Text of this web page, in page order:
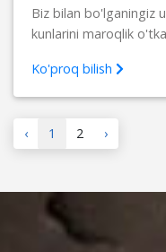
Biz bilan bo'lganingiz
kunlarini maroqlik
Ko'proq bilish
‹ 1 2 ›